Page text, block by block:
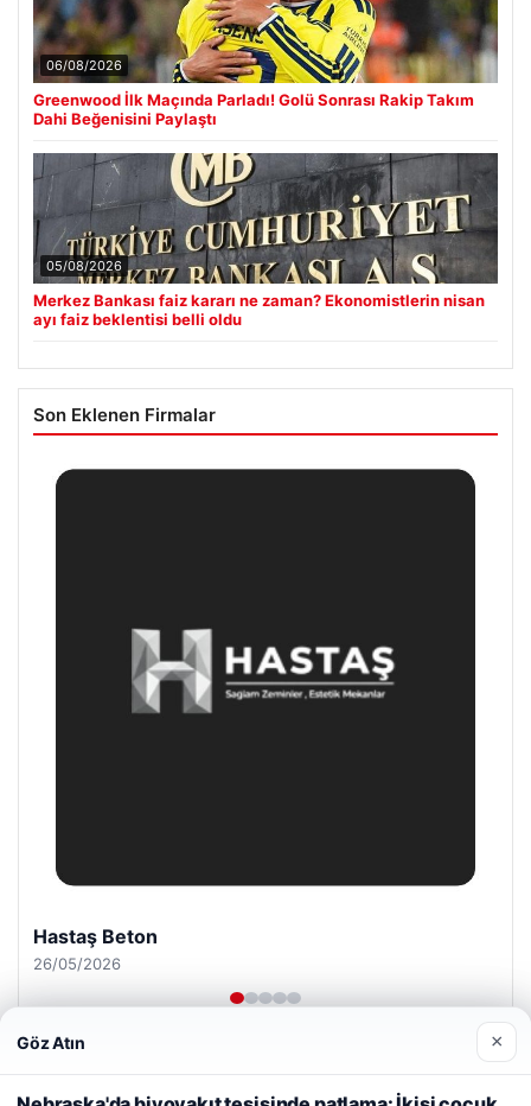
06/08/2026
Greenwood İlk Maçında Parladı! Golü Sonrası Rakip Takım
Dahi Beğenisini Paylaştı
05/08/2026
Merkez Bankası faiz kararı ne zaman? Ekonomistlerin nisan
ayı faiz beklentisi belli oldu
Son Eklenen Firmalar
Prenses Night Club
29/04/2026
Göz Atın ×